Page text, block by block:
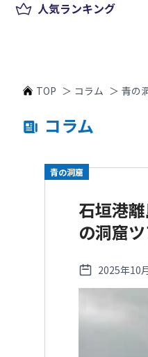
人気ランキング
TOP ＞ コラム ＞ 青の
コラム
青の洞窟
石垣港
の洞窟
2025年10